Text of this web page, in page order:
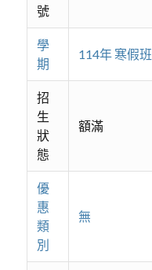
號
學
期
114年 寒假班
招
生
狀
態
額滿
優
惠
類
別
無